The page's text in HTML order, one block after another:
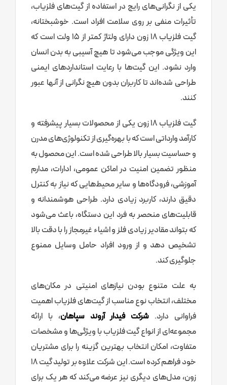
یکی از نگرانی‌های رایج در استفاده از گیت‌های فلزیاب،
تأثیرات منفی بر روی سلامت افراد است. خوشبختانه،
گیت فلزیاب 18 زون دارای ولتاژ کمتر از 15 ولت است که
این ویژگی موجب می‌شود تا هیچ آسیبی به بدن انسان
وارد نشود. این گیت‌ها با رعایت استانداردهای ایمنی
طراحی شده‌اند تا کاربران بدون هیچ نگرانی از آنها عبور
کنند.
گیت فلزیاب ۱۸ زون یکی از محصولات بسیار پیشرفته و
کارآمد وارداتی است که با بهره‌گیری از تکنولوژی‌های مدرن
و حساسیت بسیار بالا طراحی شده است. این محصول به
منظور تضمین امنیت در اماکن عمومی، ادارات، مدارم
آموزشی، فرودگاه‌ها و سایر محیط‌هایی که نیاز به کنترل
دقیق دارند، کاربرد زیادی دارد. طراحی هوشمندانه و
قابلیت‌های منحصر به فرد این دستگاه، باعث می‌شود
که بتواند مقادیر زیادی فلز و اشیاء غیرمجاز را با دقت بالا
تشخیص دهد و از ورود افراد حامل وسایل ممنوع
جلوگیری کند.
به علت متنوع بودن نیازهای امنیتی در مکان‌های
مختلف، انتخاب نوع مناسب از گیت‌های فلزیاب اهمیت
فراوانی دارد. شرکت فیدار آروند سپاهان، با ارائه
مجموعه‌ای از انواع گیت فلزیاب با ویژگی‌ها و مشخصات
متفاوت، امکان انتخاب بهترین گزینه را برای مشتریان
خود فراهم کرده است. این شرکت علاوه بر تولید گیت ۱۸
زون، مدل‌های دیگری نیز عرضه می‌کند که هر یک برای